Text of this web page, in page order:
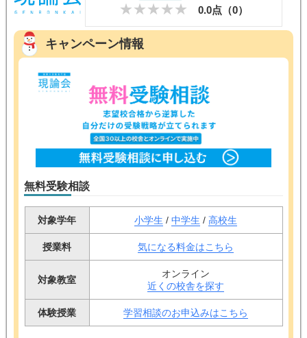
0.0点（0）
キャンペーン情報
無料受験相談
対象学年 小学生 / 中学生 / 高校生
授業料 気になる料金はこちら
対象教室
オンライン
近くの校舎を探す
体験授業 学習相談のお申込みはこちら